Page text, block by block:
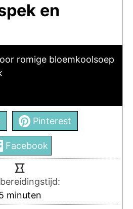
en
romige bloemkoolsoep
Pinterest
Facebook
minuten